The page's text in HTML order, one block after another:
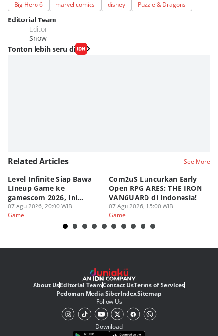
Big Hero 6 marvel comics disney Puzzle & Dragons
Editorial Team
Editor
Snow
Tonton lebih seru di
Related Articles See More
Level Infinite Siap Bawa
Lineup Game ke
gamescom 2026, Ini
Judulnya!
07 Agu 2026, 20:00 WIB
Game
Com2uS Luncurkan Early
Open RPG ARES: THE IRON
VANGUARD di Indonesia!
07 Agu 2026, 15:00 WIB
Game
About UsEditorial TeamContact UsTerms of Services
Pedoman Media SiberIndexSitemap
Follow Us
Download